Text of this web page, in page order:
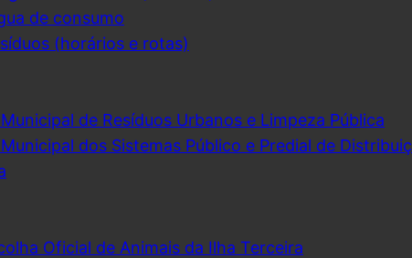
de consumo
(horários e rotas)
de Resíduos Urbanos e Limpeza Pública
dos Sistemas Público e Predial de
Oficial de Animais da Ilha Terceira